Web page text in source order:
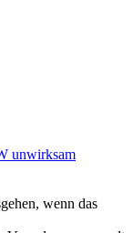
unwirksam
wenn das